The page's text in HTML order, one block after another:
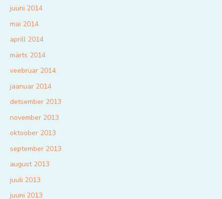
juuni 2014
mai 2014
aprill 2014
märts 2014
veebruar 2014
jaanuar 2014
detsember 2013
november 2013
oktoober 2013
september 2013
august 2013
juuli 2013
juuni 2013